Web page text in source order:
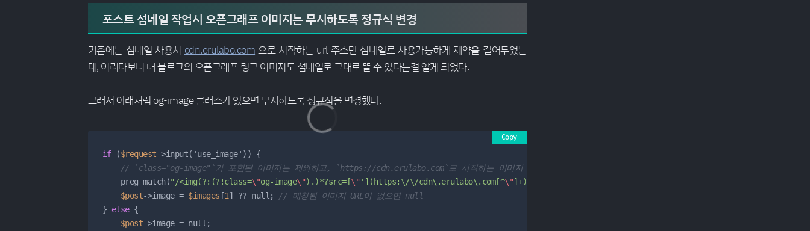
포스트 섬네일 작업시 오픈그래프 이미지는 무시하도록 정규식 변경
기존에는 섬네일 사용시 cdn.erulabo.com 으로 시작하는 url 주소만 섬네일로 사용가능하게 제약을 걸어두었는
데, 이러다보니 내 블로그의 오픈그래프 링크 이미지도 섬네일로 그대로 뜰 수 있다는걸 알게 되었다.
그래서 아래처럼 og-image 클래스가 있으면 무시하도록 정규식을 변경했다.
if ($request->input('use_image')) {
// `class="og-image"`가 포함된 이미지는 제외하고, `https://cdn.erulabo.com`로 시작하는 이미지 src만 추출
    preg_match(
"/<img(?:(?!class=\"og-image\").)*?src=[\" '](https:\/\/cdn\.erulabo\.com[^\"]+)[
$post->image = $images [1] ?? null; // 매칭된 이미지 URL이 없으면 null
} else {
$post->image = null;
Copy